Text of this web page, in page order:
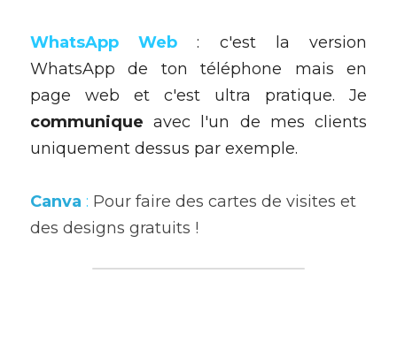
WhatsApp Web : c'est la version
WhatsApp de ton téléphone mais en
communique avec l'un de mes clients
uniquement dessus par exemple.
Canva : Pour faire des cartes de visites et
des designs gratuits !